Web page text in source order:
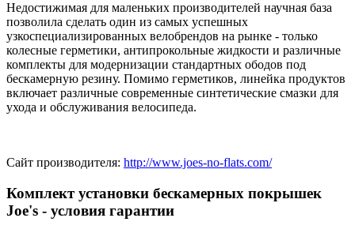
Недостижимая для маленьких производителей научная база
позволила сделать один из самых успешных
узкоспециализированных велобрендов на рынке - только
колесные герметики, антипрокольные жидкости и различные
комплекты для модернизации стандартных ободов под
бескамерную резину. Помимо герметиков, линейка продуктов
включает различные современные синтетические смазки для
ухода и обслуживания велосипеда.
Сайт производителя: http://www.joes-no-flats.com/
Комплект установки бескамерных покрышек
Joe's - условия гарантии